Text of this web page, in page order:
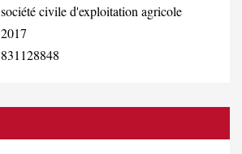
société civile d'exploitation agricole
2017
831128848